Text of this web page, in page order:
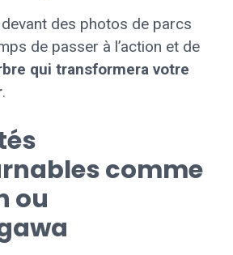
des photos de parcs
de passer à l’action et de
qui transformera votre
.
comme
ou